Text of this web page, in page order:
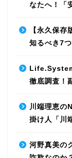
なたへ！「
【永久保
知るべき7
徹底調査！
川端理恵の
掛け人「川
河野真美の